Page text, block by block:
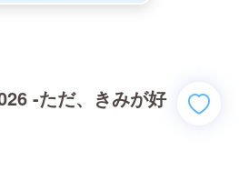
-ただ、きみが好